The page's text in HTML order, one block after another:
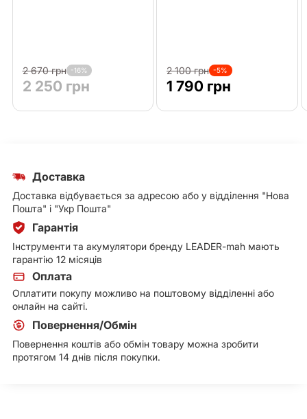
2 670 грн -16%
2 250 грн
2 100 грн -5%
1 790 грн
Доставка
Доставка відбувається за адресою або у відділення "Нова
Пошта" і "Укр Пошта"
Гарантія
Інструменти та акумулятори бренду LEADER-mah мають
гарантію 12 місяців
Оплата
Оплатити покупу можливо на поштовому відділенні або
онлайн на сайті.
Повернення/Обмін
Повернення коштів або обмін товару можна зробити
протягом 14 днів після покупки.